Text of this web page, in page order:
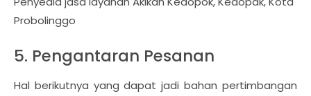
Probolinggo
5. Pengantaran Pesanan
Hal berikutnya yang dapat jadi bahan pertimbangan